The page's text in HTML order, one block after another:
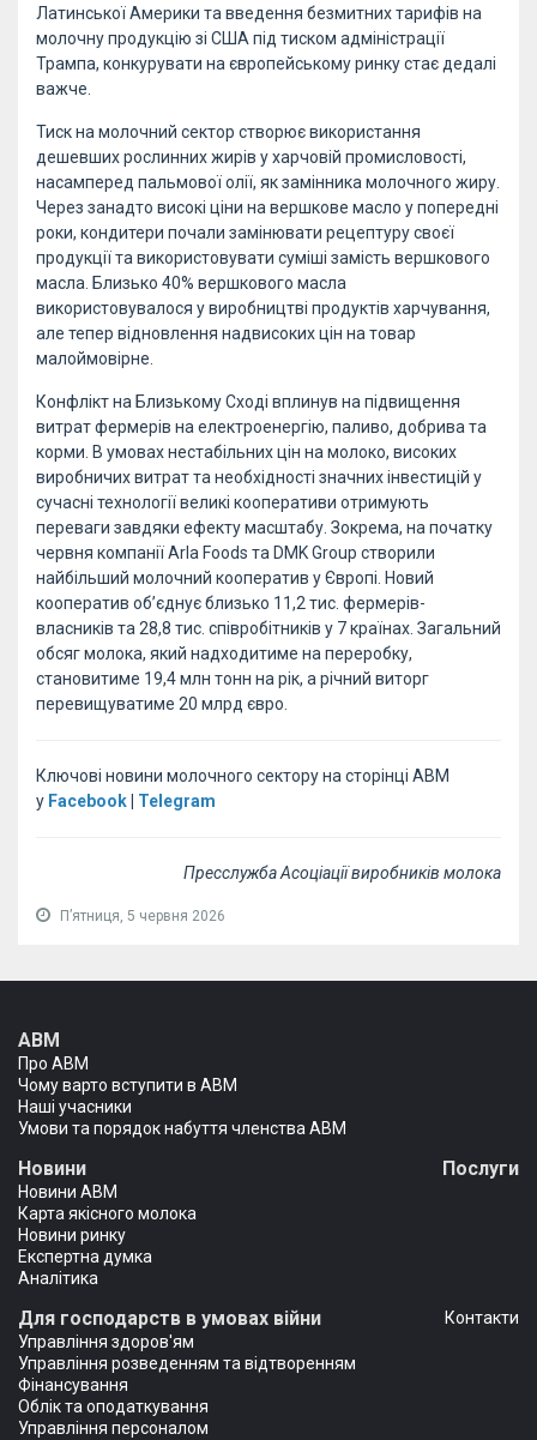
Латинської Америки та введення безмитних тарифів на
молочну продукцію зі США під тиском адміністрації
Трампа, конкурувати на європейському ринку стає дедалі
важче.
Тиск на молочний сектор створює використання
дешевших рослинних жирів у харчовій промисловості,
насамперед пальмової олії, як замінника молочного жиру.
Через занадто високі ціни на вершкове масло у попередні
роки, кондитери почали замінювати рецептуру своєї
продукції та використовувати суміші замість вершкового
масла. Близько 40% вершкового масла
використовувалося у виробництві продуктів харчування,
але тепер відновлення надвисоких цін на товар
малоймовірне.
Конфлікт на Близькому Сході вплинув на підвищення
витрат фермерів на електроенергію, паливо, добрива та
корми. В умовах нестабільних цін на молоко, високих
виробничих витрат та необхідності значних інвестицій у
сучасні технології великі кооперативи отримують
переваги завдяки ефекту масштабу. Зокрема, на початку
червня компанії Arla Foods та DMK Group створили
найбільший молочний кооператив у Європі. Новий
кооператив об’єднує близько 11,2 тис. фермерів-
власників та 28,8 тис. співробітників у 7 країнах. Загальний
обсяг молока, який надходитиме на переробку,
становитиме 19,4 млн тонн на рік, а річний виторг
перевищуватиме 20 млрд євро.
Ключові новини молочного сектору на сторінці АВМ
у Facebook Telegram
Пресслужба Асоціації виробників молока
Пʼятниця, 5 червня 2026
АВМ
Про АВМ
Чому варто вступити в АВМ
Наші учасники
Умови та порядок набуття членства АВМ
Новини
Новини АВМ
Карта якісного молока
Новини ринку
Експертна думка
Аналітика
Послуги
Для господарств в умовах війни
Управління здоров'ям
Управління розведенням та відтворенням
Фінансування
Облік та оподаткування
Управління персоналом
Контакти